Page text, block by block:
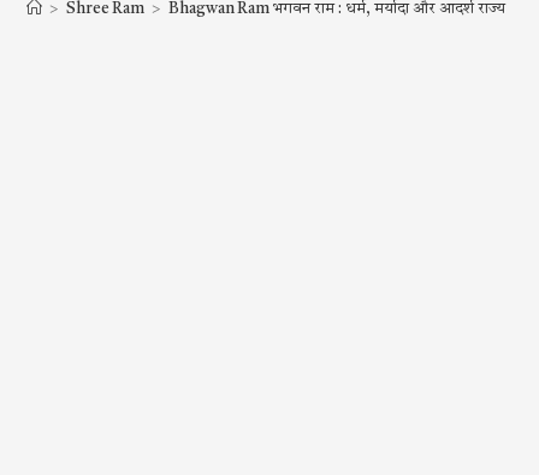
> Shree Ram > Bhagwan Ram भगवन राम : धर्म, मर्यादा और आदर्श राज्य